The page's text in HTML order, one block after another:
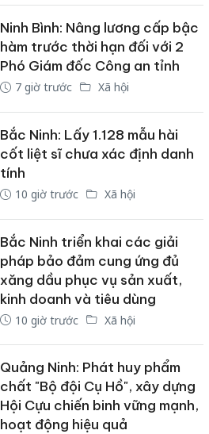
Ninh Bình: Nâng lương cấp bậc
hàm trước thời hạn đối với 2
Phó Giám đốc Công an tỉnh
7 giờ trước Xã hội
Bắc Ninh: Lấy 1.128 mẫu hài
cốt liệt sĩ chưa xác định danh
tính
10 giờ trước Xã hội
Bắc Ninh triển khai các giải
pháp bảo đảm cung ứng đủ
xăng dầu phục vụ sản xuất,
kinh doanh và tiêu dùng
10 giờ trước Xã hội
Quảng Ninh: Phát huy phẩm
chất "Bộ đội Cụ Hồ", xây dựng
Hội Cựu chiến binh vững mạnh,
hoạt động hiệu quả